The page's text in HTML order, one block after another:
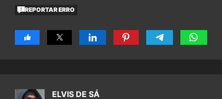
REPORTAR ERRO
ELVIS DE SÁ